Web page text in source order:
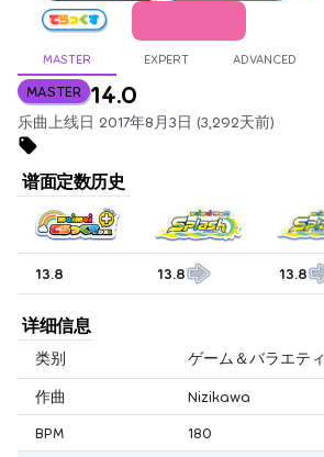
MASTER EXPERT ADVANCED
MASTER 14.0
乐曲上线日 2017年8月3日 (3,292天前)
谱面定数历史
13.8 13.8 13.8
详细信息
类别 ゲーム＆バラエティ
作曲
Nizikawa
BPM
180